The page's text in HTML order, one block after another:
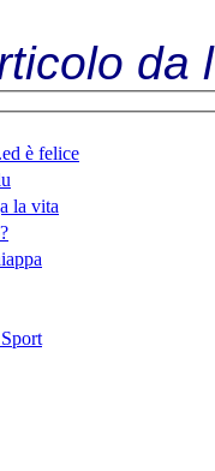
da
è felice
la vita